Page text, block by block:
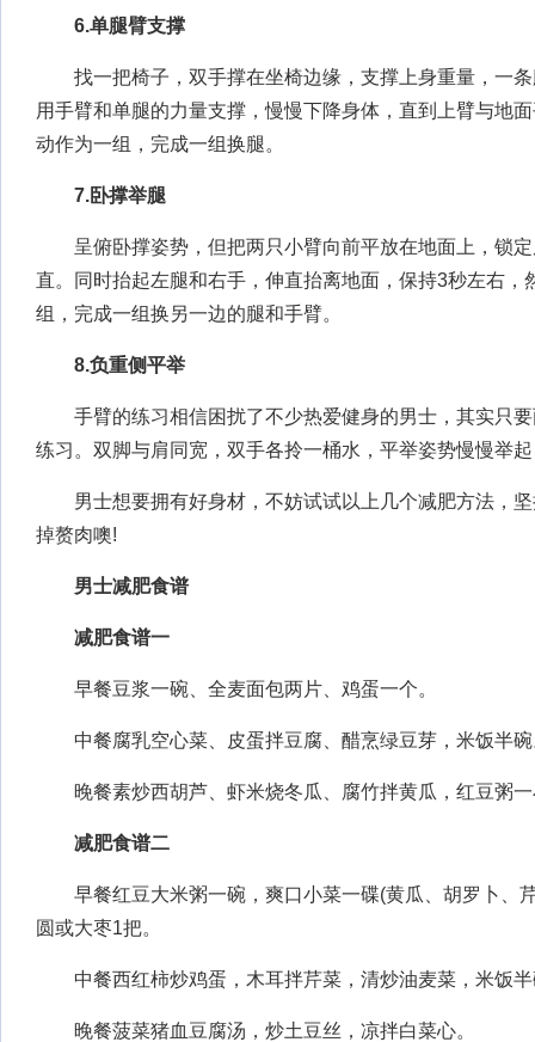
6.单腿臂支撑
找一把椅子，双手撑在坐椅边缘，支撑上身重量，一条
用手臂和单腿的力量支撑，慢慢下降身体，直到上臂与地
动作为一组，完成一组换腿。
7.卧撑举腿
呈俯卧撑姿势，但把两只小臂向前平放在地面上，锁定
直。同时抬起左腿和右手，伸直抬离地面，保持3秒左右，
组，完成一组换另一边的腿和手臂。
8.负重侧平举
手臂的练习相信困扰了不少热爱健身的男士，其实只要
练习。双脚与肩同宽，双手各拎一桶水，平举姿势慢慢举
男士想要拥有好身材，不妨试试以上几个减肥方法，坚
掉赘肉噢!
男士减肥食谱
减肥食谱一
早餐豆浆一碗、全麦面包两片、鸡蛋一个。
中餐腐乳空心菜、皮蛋拌豆腐、醋烹绿豆芽，米饭半碗
晚餐素炒西胡芦、虾米烧冬瓜、腐竹拌黄瓜，红豆粥一
减肥食谱二
早餐红豆大米粥一碗，爽口小菜一碟(黄瓜、胡罗卜、
圆或大枣1把。
中餐西红柿炒鸡蛋，木耳拌芹菜，清炒油麦菜，米饭半
晚餐菠菜猪血豆腐汤，炒土豆丝，凉拌白菜心。